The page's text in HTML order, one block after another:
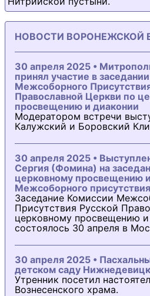
НОВОСТИ ВОРОНЕЖСКОЙ
30 апреля 2025 •
принял участие в
Межсоборного
Православной Церкви по
просвещению и диаконии
Модератором встречи
Калужский и Боровский
30 апреля 2025 •
Сергия (Фомина) на
церковному просвещению
Межсоборного присутствия
Заседание Комиссии
Присутствия Русской
церковному просвещению
состоялось 30 апреля в
30 апреля 2025 •
детском саду
Утренник посетил
Вознесенского храма.